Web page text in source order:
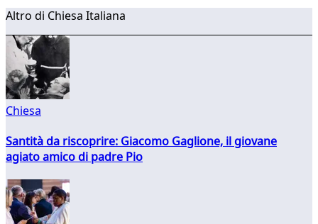
Altro di Chiesa Italiana
Chiesa
Santità da riscoprire: Giacomo Gaglione, il giovane
agiato amico di padre Pio